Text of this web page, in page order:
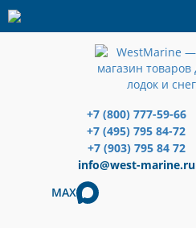
+7 (800) 777-59-66
+7 (495) 795 84-72
+7 (903) 795 84 72
info@west-marine.ru
MAX